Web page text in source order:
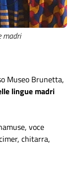
madri
Museo Brunetta,
lingue madri
voce
chitarra,